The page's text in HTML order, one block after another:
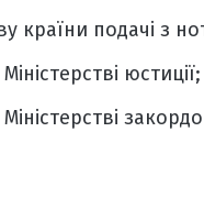
країни подачі з
юстиції;